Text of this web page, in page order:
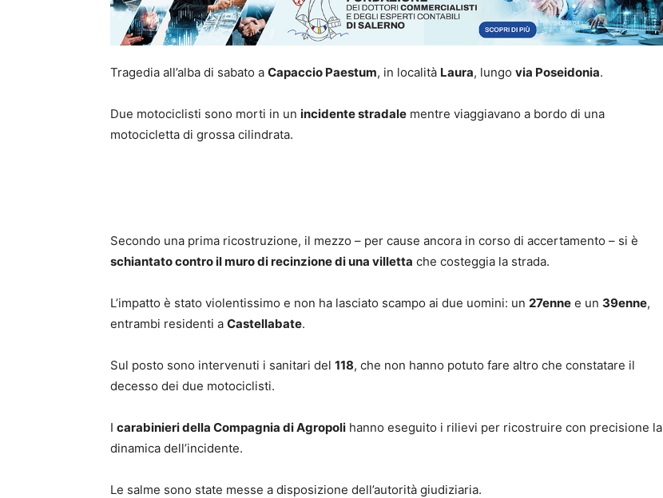
Tragedia all’alba di sabato a Capaccio Paestum, in località Laura, lungo via Poseidonia.
Due motociclisti sono morti in un incidente stradale mentre viaggiavano a bordo di una
motocicletta di grossa cilindrata.
Secondo una prima ricostruzione, il mezzo – per cause ancora in corso di accertamento – si è
schiantato contro il muro di recinzione di una villetta che costeggia la strada.
L’impatto è stato violentissimo e non ha lasciato scampo ai due uomini: un 27enne e un 39enne,
entrambi residenti a Castellabate.
Sul posto sono intervenuti i sanitari del 118, che non hanno potuto fare altro che constatare il
decesso dei due motociclisti.
I carabinieri della Compagnia di Agropoli hanno eseguito i rilievi per ricostruire con precisione la
dinamica dell’incidente.
Le salme sono state messe a disposizione dell’autorità giudiziaria.